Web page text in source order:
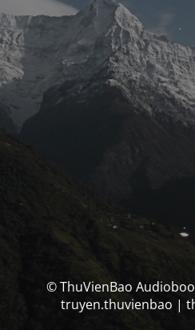
© ThuVienBao
truyen.thuvienbao |